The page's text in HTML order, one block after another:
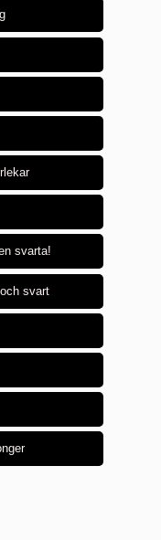
svarta!
svart